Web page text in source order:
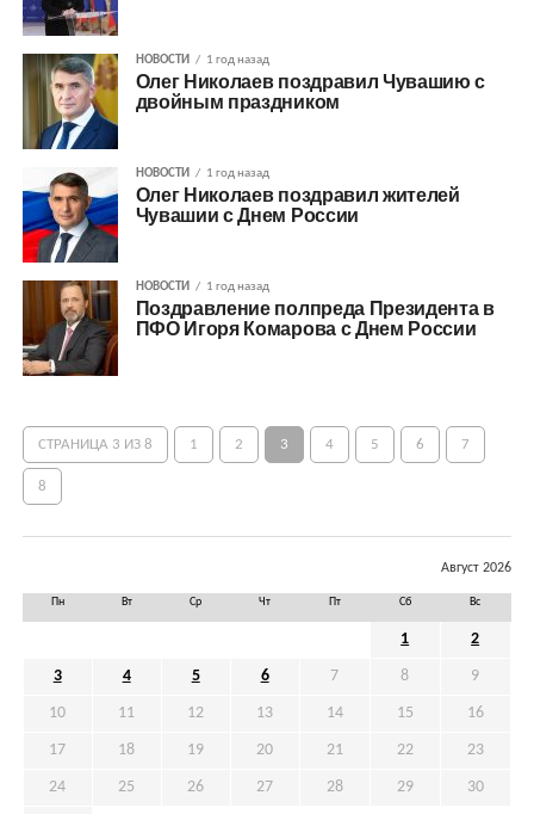
НОВОСТИ 1 год назад
Олег Николаев поздравил Чувашию с
двойным праздником
НОВОСТИ 1 год назад
Олег Николаев поздравил жителей
Чувашии с Днем России
НОВОСТИ 1 год назад
Поздравление полпреда Президента в
ПФО Игоря Комарова с Днем России
СТРАНИЦА 3 ИЗ 8 1 2 3 4 5 6 7
8
Август 2026
Пн Вт Ср Чт Пт Сб Вс
1 2
3 4 5 6 7 8 9
10 11 12 13 14 15 16
17 18 19 20 21 22 23
24 25 26 27 28 29 30